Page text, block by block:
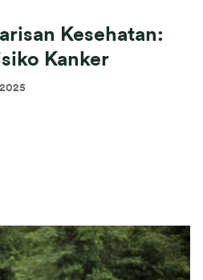
Kesehatan:
Kanker